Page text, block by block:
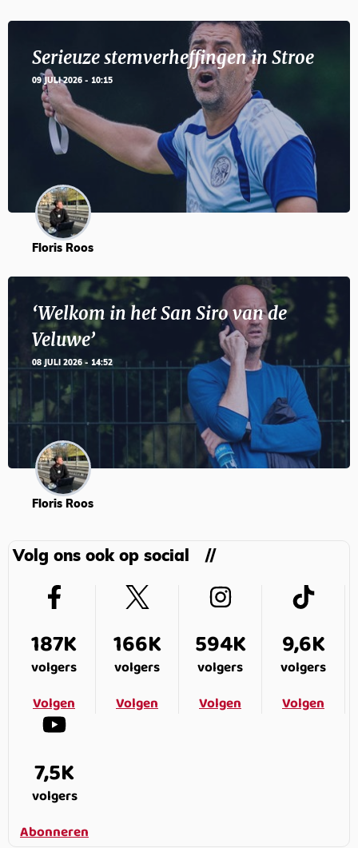
Serieuze stemverheffingen in Stroe
09 JULI 2026 - 10:15
Floris Roos
‘Welkom in het San Siro van de
Veluwe’
08 JULI 2026 - 14:52
Floris Roos
Volg ons ook op social
187K
volgers
Volgen
166K
volgers
Volgen
594K
volgers
Volgen
9,6K
volgers
Volgen
7,5K
volgers
Abonneren